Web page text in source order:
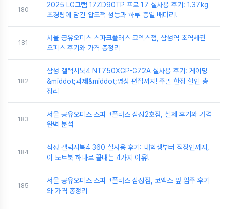
180
2025 LG그램 17ZD90TP 프로 17 실사용 후기: 1.37kg
초경량에 담긴 압도적 성능과 하루 종일 배터리!
181
서울 공유오피스 스파크플러스 코엑스점, 삼성역 초역세권
오피스 후기와 가격 총정리
182
삼성 갤럭시북4 NT750XGP-G72A 실사용 후기: 게이밍
&middot;과제&middot;영상 편집까지! 주말 한정 할인 총
정리
183
서울 공유오피스 스파크플러스 삼성2호점, 실제 후기와 가격
완벽 분석
184
삼성 갤럭시북4 360 실사용 후기: 대학생부터 직장인까지,
이 노트북 하나로 끝내는 4가지 이유!
185
서울 공유오피스 스파크플러스 삼성점, 코엑스 앞 입주 후기
와 가격 총정리